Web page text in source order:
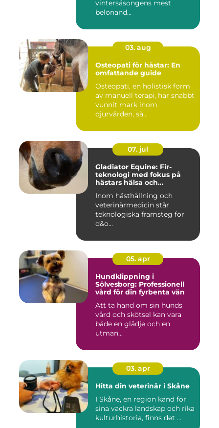
vintersäsongens mest
belönand...
03. aug
Osteopati för hästar: En
omfattande guide
Osteopati, en holistisk form
av manuell terapi, har snabbt
vunnit mark inom
djurvården, sä...
07. jul
Gladiator Equine: Fir-
teknologi med fokus på
hästars hälsa och
Inom hästhållning och
veterinärmedicin står
teknologiska framsteg för
d&o...
05. apr
Hundklippning i
Sölvesborg: Professionell
vård för din fyrbenta vän
Att ta hand om sin hunds
vård och skötsel kan vara
både en glädje och en
utman...
03. apr
Hitta din veterinär i Skåne
I Skåne, en region känd för
sina vackra landskap och rika
kulturhistoria, finns det ...